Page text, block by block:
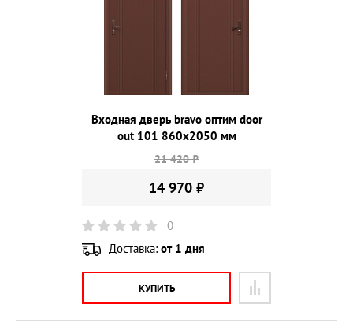
Входная дверь bravo оптим door
out 101 860х2050 мм
21 420 ₽
14 970 ₽
0
Доставка: от 1 дня
КУПИТЬ